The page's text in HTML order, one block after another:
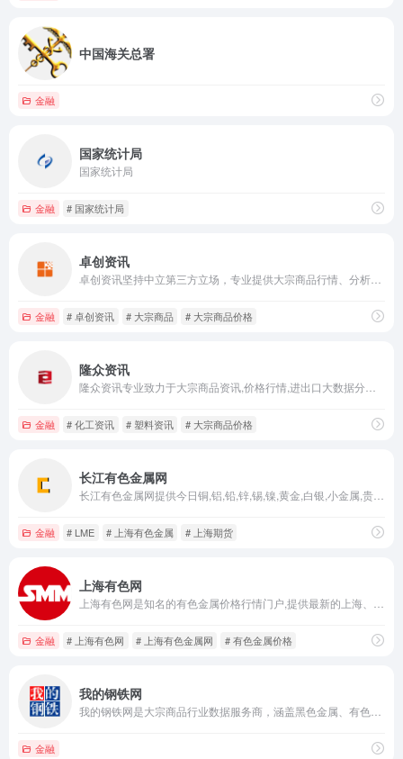
中国海关总署
金融
国家统计局
国家统计局
金融 # 国家统计局
卓创资讯
金融 # 卓创资讯 # 大宗商品 # 大宗商品价格
隆众资讯
金融 # 化工资讯 # 塑料资讯 # 大宗商品价格
长江有色金属网
金融 # LME # 上海有色金属 # 上海期货
上海有色网
金融 # 上海有色网 # 上海有色金属网 # 有色金属价格
我的钢铁网
金融